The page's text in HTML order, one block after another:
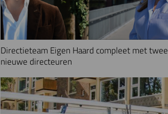
Directieteam Eigen Haard compleet met twee
nieuwe directeuren